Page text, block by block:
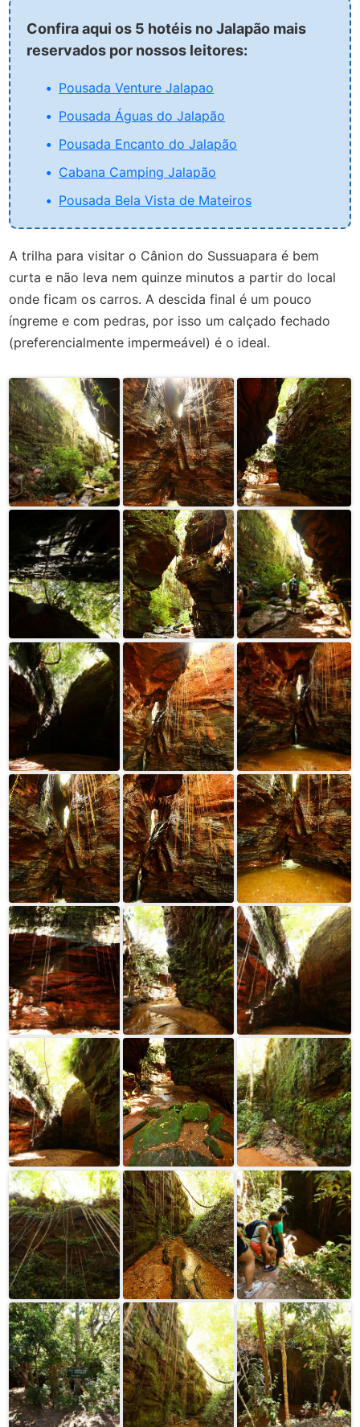
Confira aqui os 5 hotéis no Jalapão mais
reservados por nossos leitores:
Pousada Venture Jalapao
Pousada Águas do Jalapão
Pousada Encanto do Jalapão
Cabana Camping Jalapão
Pousada Bela Vista de Mateiros
A trilha para visitar o Cânion do Sussuapara é bem
curta e não leva nem quinze minutos a partir do local
onde ficam os carros. A descida final é um pouco
íngreme e com pedras, por isso um calçado fechado
(preferencialmente impermeável) é o ideal.